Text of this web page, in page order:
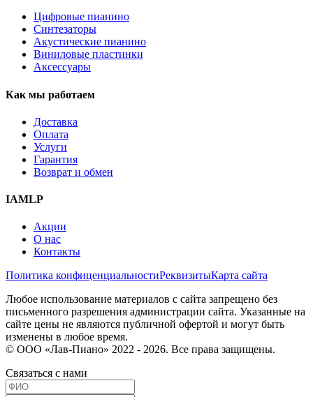
Цифровые пианино
Синтезаторы
Акустические пианино
Виниловые пластинки
Аксессуары
Как мы работаем
Доставка
Оплата
Услуги
Гарантия
Возврат и обмен
IAMLP
Акции
О нас
Контакты
Политика конфиценциальностиРеквизитыКарта сайта
Любое использование материалов с сайта запрещено без
письменного разрешения администрации сайта. Указанные на
сайте цены не являются публичной офертой и могут быть
изменены в любое время.
© ООО «Лав-Пиано» 2022 - 2026. Все права защищены.
Связаться с нами